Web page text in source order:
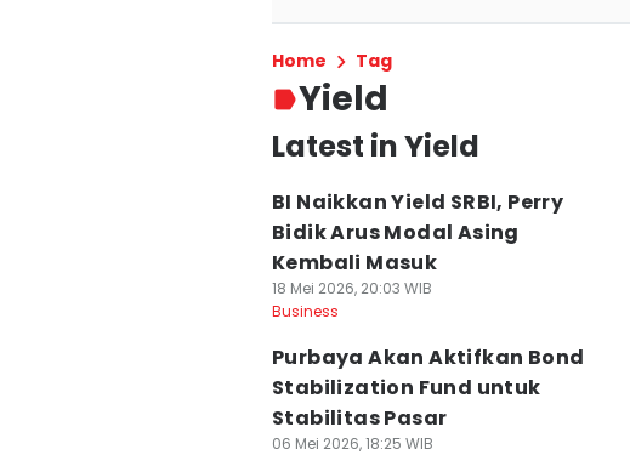
Home Tag
Yield
Latest in Yield
BI Naikkan Yield SRBI, Perry
Bidik Arus Modal Asing
Kembali Masuk
18 Mei 2026, 20:03 WIB
Business
Purbaya Akan Aktifkan Bond
Stabilization Fund untuk
Stabilitas Pasar
06 Mei 2026, 18:25 WIB